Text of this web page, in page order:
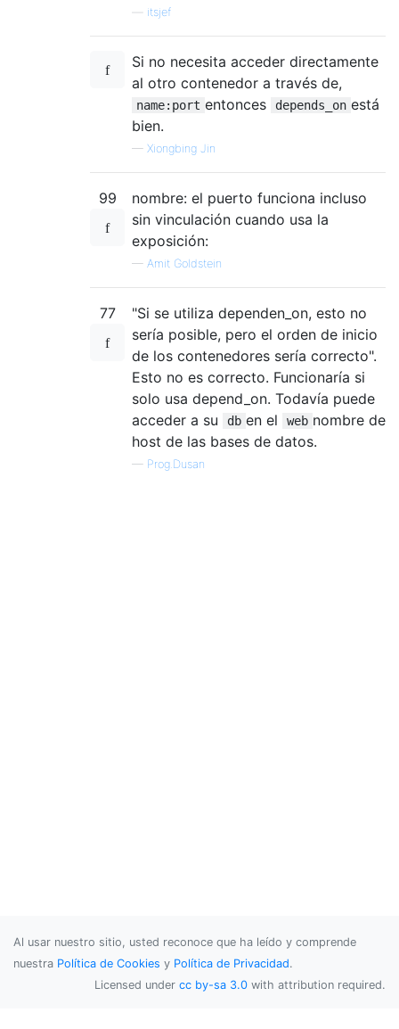
itsjef
Si no necesita acceder directamente
al otro contenedor a través de,
name:port entonces depends_on está
bien.
— Xiongbing Jin
99
nombre: el puerto funciona incluso
sin vinculación cuando usa la
exposición:
— Amit Goldstein
77
"Si se utiliza dependen_on, esto no
sería posible, pero el orden de inicio
de los contenedores sería correcto".
Esto no es correcto. Funcionaría si
solo usa depend_on. Todavía puede
acceder a su
db en el web nombre de
host de las bases de datos.
— Prog.Dusan
Al usar nuestro sitio, usted reconoce que ha leído y comprende
nuestra Política de Cookies y Política de Privacidad.
Licensed under cc by-sa 3.0 with attribution required.